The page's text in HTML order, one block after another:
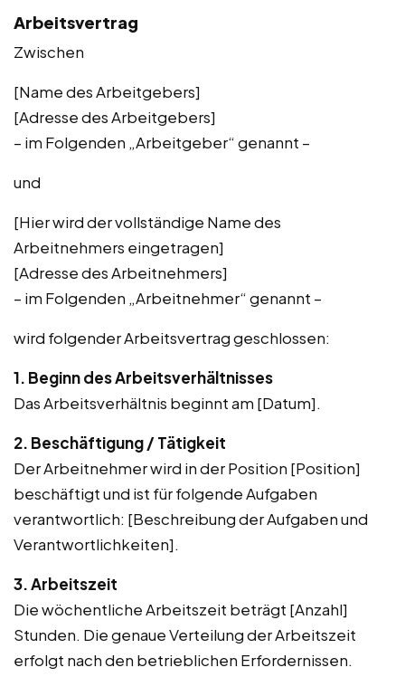
Arbeitsvertrag
Zwischen
[Name des Arbeitgebers]
[Adresse des Arbeitgebers]
– im Folgenden „Arbeitgeber“ genannt –
und
[Hier wird der vollständige Name des
Arbeitnehmers eingetragen]
[Adresse des Arbeitnehmers]
– im Folgenden „Arbeitnehmer“ genannt –
wird folgender Arbeitsvertrag geschlossen:
1. Beginn des Arbeitsverhältnisses
Das Arbeitsverhältnis beginnt am [Datum].
2. Beschäftigung / Tätigkeit
Der Arbeitnehmer wird in der Position [Position]
beschäftigt und ist für folgende Aufgaben
verantwortlich: [Beschreibung der Aufgaben und
Verantwortlichkeiten].
3. Arbeitszeit
Die wöchentliche Arbeitszeit beträgt [Anzahl]
Stunden. Die genaue Verteilung der Arbeitszeit
erfolgt nach den betrieblichen Erfordernissen.